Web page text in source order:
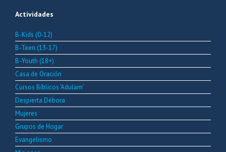
Actividades
B-Kids (0-12)
B-Teen (13-17)
B-Youth (18+)
Casa de Oración
Cursos Bíblicos ‘Adulam’
Despierta Débora
Mujeres
Grupos de Hogar
Evangelismo